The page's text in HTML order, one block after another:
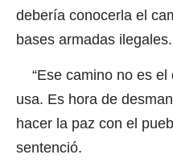
debería conocerla el
bases armadas ilegales.
“Ese camino no es el
usa. Es hora de
hacer la paz con el
sentenció.